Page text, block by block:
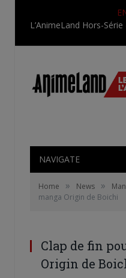
NAVIGATE
Home » News »
manga Origin de Boichi
Clap de fin
Origin de